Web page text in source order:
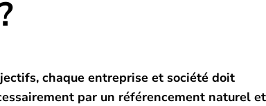
chaque entreprise et société doit
par un référencement naturel et